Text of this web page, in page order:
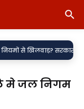
सरकारी शिलापट्टों पर
मे जल निगम